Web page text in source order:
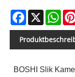
Facebook
X
BOSHI Slik